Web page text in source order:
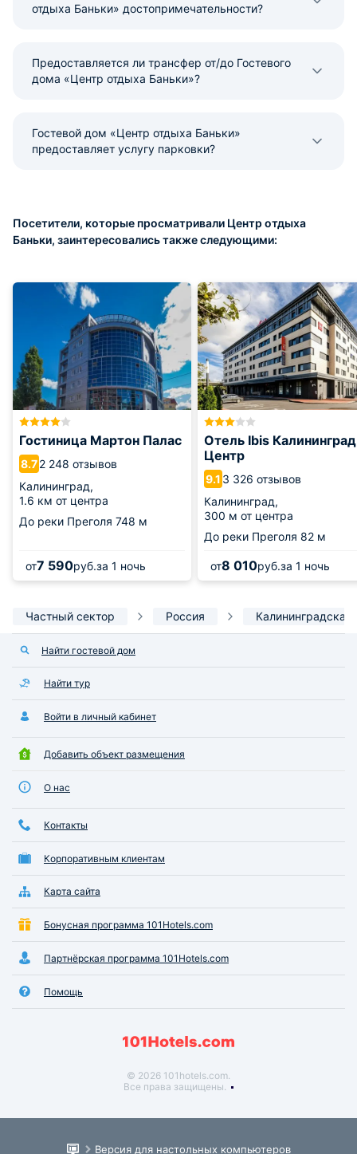
отдыха Баньки» достопримечательности?
Предоставляется ли трансфер от/до Гостевого
дома «Центр отдыха Баньки»?
Гостевой дом «Центр отдыха Баньки»
предоставляет услугу парковки?
Посетители, которые просматривали Центр отдыха
Баньки, заинтересовались также следующими:
Гостиница Мартон Палас
8.72 248 отзывов
Калининград,
1.6 км от центра
До реки Преголя 748 м
от7 590руб.за 1 ночь
Отель Ibis Калининград
Центр
9.1 3 326 отзывов
Калининград,
300 м от центра
До реки Преголя 82 м
от8 010руб.за 1 ночь
Частный сектор Россия Калининградская
Найти гостевой дом
Найти тур
Войти в личный кабинет
Добавить объект размещения
О нас
Контакты
Корпоративным клиентам
Карта сайта
Бонусная программа 101Hotels.com
Партнёрская программа 101Hotels.com
Помощь
© 2026 101hotels.com.
Все права защищены.
Версия для настольных компьютеров